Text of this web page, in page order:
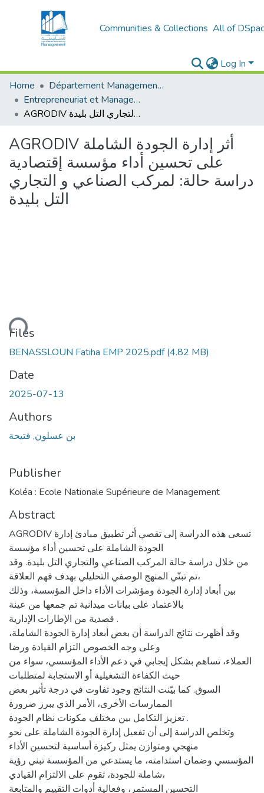
Communities & Collections All of
Log In
Home
Département Management et Entrepreneuriat
Entrepreneuriat et Management de Projets (EMP)
AGRODIV أثر إدارة الجودة الشاملة على تحسين أداء مؤسسة إقتصادية دراسة حالة: لمركب الصناعي و التجاري التل بليدة
AGRODIV أثر إدارة الجودة الشاملة
على تحسين أداء مؤسسة إقتصادية
دراسة حالة: لمركب الصناعي و التجاري
التل بليدة
Files
BENASSLOUN Fatiha EMP 2025.pdf(4.82 MB)
Date
2025-07-13
Authors
بن عسلون, فتيحة
Publisher
Koléa : Ecole Nationale Supérieure de Management
Abstract
AGRODIV تسعى هذه الدراسة إلى تقصي أثر تطبيق مبادئ إدارة
الجودة الشاملة على تحسين أداء مؤسسة
من خلال دراسة حالة المركب الصناعي والتجاري التل بليدة. وقد
تم تبنّي المنهج الوصفي التحليلي بهدف فهم العلاقة،
بين أبعاد إدارة الجودة ومؤشرات الأداء داخل المؤسسة، وذلك
بالاعتماد على بيانات ميدانية تم جمعها من عينة
قصدية من الإطارات الإدارية .
وقد أظهرت نتائج الدراسة أن بعض أبعاد إدارة الجودة الشاملة،
وعلى وجه الخصوص التزام القيادة ورضا
العملاء، تساهم بشكل إيجابي في دعم الأداء المؤسسي، سواء من
حيث الكفاءة التشغيلية أو الاستجابة لمتطلبات
السوق. كما بيّنت النتائج وجود تفاوت في درجة تأثير بعض
الممارسات الأخرى، الأمر الذي يبرز ضرورة
تعزيز التكامل بين مختلف مكونات نظام الجودة .
وتخلص الدراسة إلى أن تفعيل إدارة الجودة الشاملة على نحو
منهجي ومتوازن يمثل ركيزة أساسية لتحسين الأداء
المؤسسي وضمان استدامته، ما يستدعي من المؤسسة تبني رؤية
شاملة للجودة، تقوم على الالتزام القيادي،
التحسين المستمر، وفعالية أدوات التقييم والمتابعة